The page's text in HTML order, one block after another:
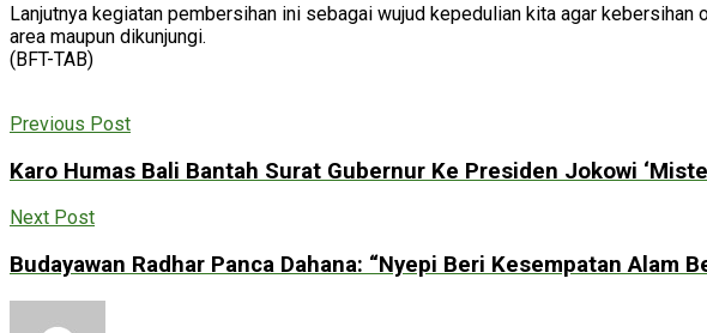
Lanjutnya kegiatan pembersihan ini sebagai wujud kepedulian kita agar
area maupun dikunjungi.
(BFT-TAB)
Previous Post
Karo Humas Bali Bantah Surat Gubernur Ke Presiden Jokowi
Next Post
Budayawan Radhar Panca Dahana: “Nyepi Beri Kesempatan Alam